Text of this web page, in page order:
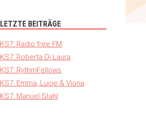
LETZTE BEITRÄGE
KS7: Radio free FM
KS7: Roberta Di Laura
KS7: RythmFellows
KS7: Emma, Lucie & Viona
KS7: Manuel Stahl